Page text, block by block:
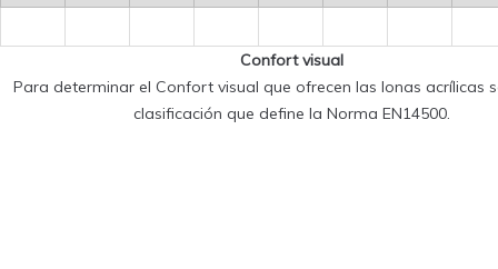
Confort visual
Para determinar el Confort visual que ofrecen las lonas acrílicas
clasificación que define la Norma EN14500.